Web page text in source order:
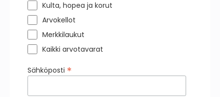
Kulta, hopea ja korut
Arvokellot
Merkkilaukut
Kaikki arvotavarat
Sähköposti *